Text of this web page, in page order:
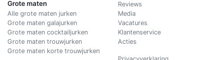
Grote maten
Alle grote maten jurken
Grote maten galajurken
Grote maten cocktailjurken
Grote maten trouwjurken
Grote maten korte trouwjurken
Reviews
Media
Vacatures
Klantenservice
Acties